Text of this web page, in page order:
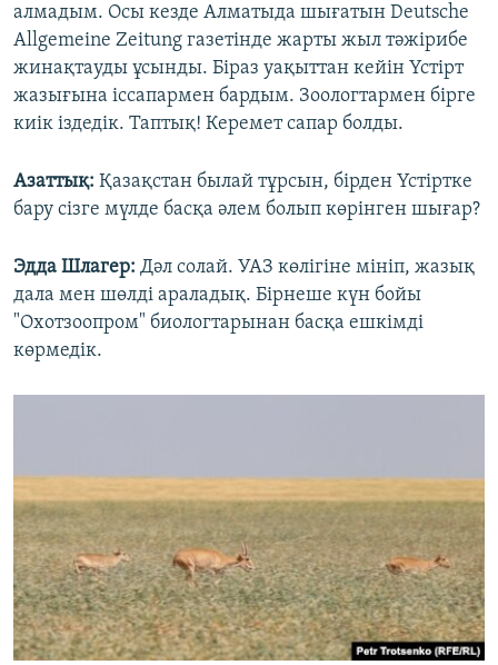
алмадым. Осы кезде Алматыда шығатын Deutsche
Allgemeine Zeitung газетінде жарты жыл тәжірибе
жинақтауды ұсынды. Біраз уақыттан кейін Үстірт
жазығына іссапармен бардым. Зоологтармен бірге
киік іздедік. Таптық! Керемет сапар болды.
Азаттық: Қазақстан былай тұрсын, бірден Үстіртке
бару cізге мүлде басқа әлем болып көрінген шығар?
Эдда Шлагер: Дәл солай. УАЗ көлігіне мініп, жазық
дала мен шөлді араладық. Бірнеше күн бойы
"Охотзоопром" биологтарынан басқа ешкімді
көрмедік.